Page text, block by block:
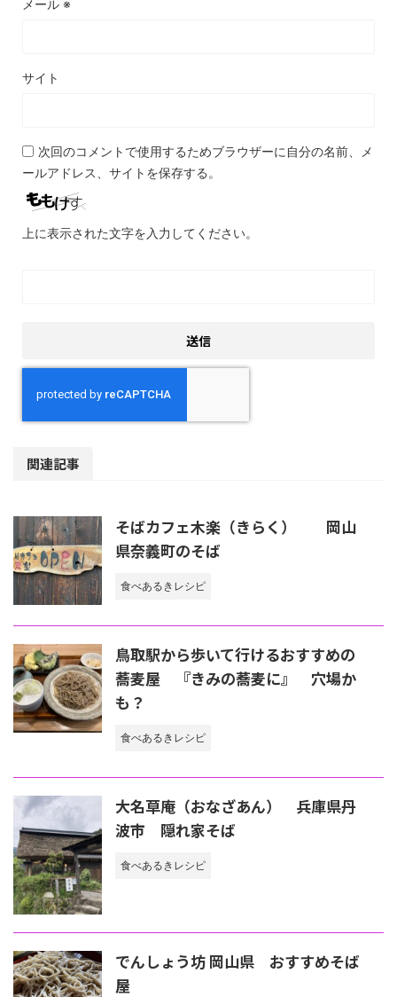
メール ※
サイト
次回のコメントで使用するためブラウザーに自分の名前、メ
ールアドレス、サイトを保存する。
上に表示された文字を入力してください。
関連記事
そばカフェ木楽（きらく） 岡山
県奈義町のそば
食べあるきレシピ
鳥取駅から歩いて行けるおすすめの
蕎麦屋 『きみの蕎麦に』 穴場か
も？
食べあるきレシピ
大名草庵（おなざあん） 兵庫県丹
波市 隠れ家そば
食べあるきレシピ
でんしょう坊 岡山県 おすすめそば
屋